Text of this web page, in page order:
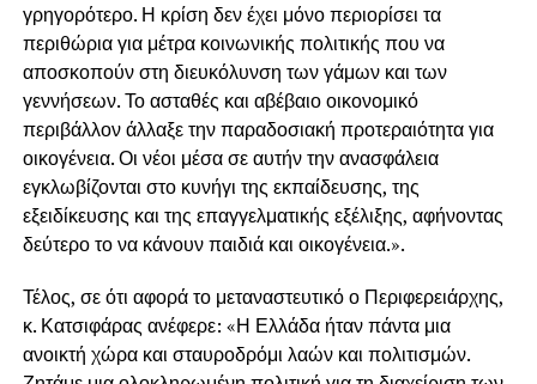
γρηγορότερο. Η κρίση δεν έχει μόνο περιορίσει τα
περιθώρια για μέτρα κοινωνικής πολιτικής που να
αποσκοπούν στη διευκόλυνση των γάμων και των
γεννήσεων. Το ασταθές και αβέβαιο οικονομικό
περιβάλλον άλλαξε την παραδοσιακή προτεραιότητα για
οικογένεια. Οι νέοι μέσα σε αυτήν την ανασφάλεια
εγκλωβίζονται στο κυνήγι της εκπαίδευσης, της
εξειδίκευσης και της επαγγελματικής εξέλιξης, αφήνοντας
δεύτερο το να κάνουν παιδιά και οικογένεια.».
Τέλος, σε ότι αφορά το μεταναστευτικό ο Περιφερειάρχης,
κ. Κατσιφάρας ανέφερε: «Η Ελλάδα ήταν πάντα μια
ανοικτή χώρα και σταυροδρόμι λαών και πολιτισμών.